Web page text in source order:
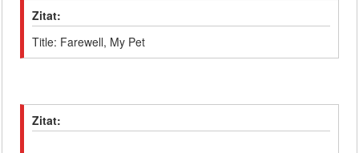
Zitat:
Title: Farewell, My Pet
Zitat: